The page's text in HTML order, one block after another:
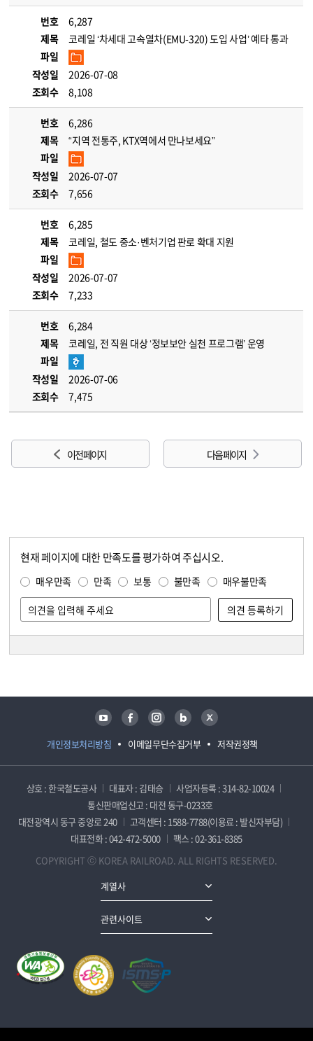
번호
6,287
제목
코레일 ‘차세대 고속열차(EMU-320) 도입 사업’ 예타 통과
파일
작성일
2026-07-08
조회수
8,108
번호
6,286
제목
“지역 전통주, KTX역에서 만나보세요”
파일
작성일
2026-07-07
조회수
7,656
번호
6,285
제목
코레일, 철도 중소·벤처기업 판로 확대 지원
파일
작성일
2026-07-07
조회수
7,233
번호
6,284
제목
코레일, 전 직원 대상 ‘정보보안 실천 프로그램’ 운영
파일
작성일
2026-07-06
조회수
7,475
이전 페이지 다음 페이지
현재 페이지에 대한 만족도를 평가하여 주십시오.
매우만족 만족 보통 불만족 매우불만족
개인정보처리방침 이메일무단수집거부 저작권정책
유튜브 페이스북 인스타그램 블로그 트위터
상호 : 한국철도공사 대표자 : 김태승
사업자등록 : 314-82-10024
통신판매업신고 : 대전 동구-0233호
대전광역시 동구 중앙로 240
고객센터 : 1588-7788(이용료 : 발신자부담)
대표전화 : 042-472-5000
팩스 : 02-361-8385
COPYRIGHT ⓒ KOREA RAILROAD. ALL RIGHTS RESERVED.
계열사
관련사이트